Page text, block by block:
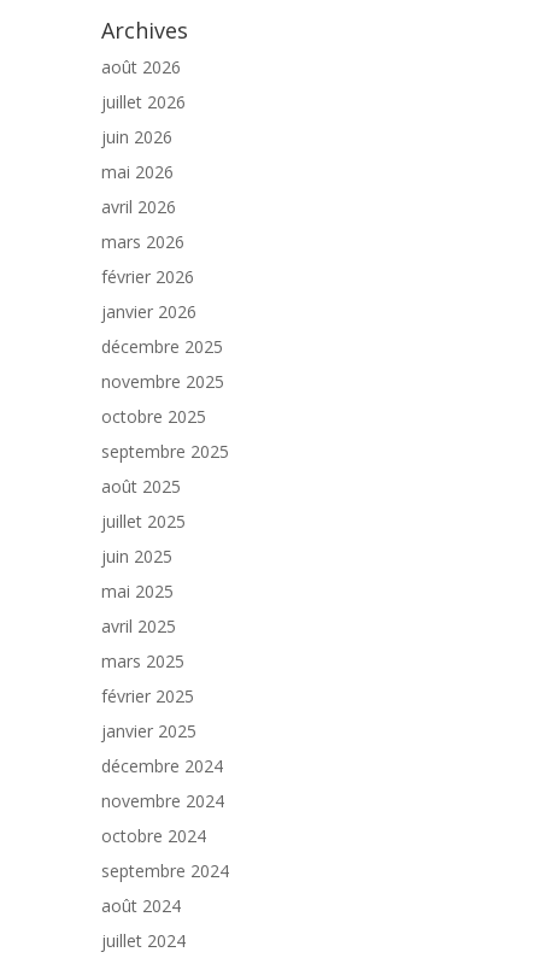
Archives
août 2026
juillet 2026
juin 2026
mai 2026
avril 2026
mars 2026
février 2026
janvier 2026
décembre 2025
novembre 2025
octobre 2025
septembre 2025
août 2025
juillet 2025
juin 2025
mai 2025
avril 2025
mars 2025
février 2025
janvier 2025
décembre 2024
novembre 2024
octobre 2024
septembre 2024
août 2024
juillet 2024